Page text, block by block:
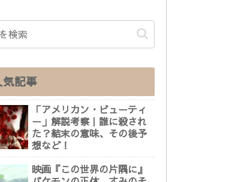
記事
「アメリカン・ビューティ
ー」解説考察｜誰に殺され
た？結末の意味、その後予
想など！
映画『この世界の片隅に』